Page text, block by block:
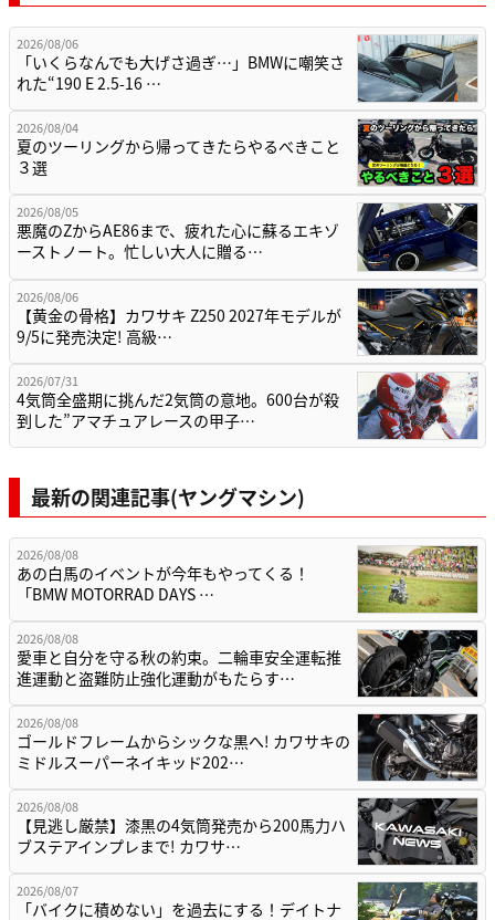
2026/08/06
「いくらなんでも大げさ過ぎ…」BMWに嘲笑さ
れた“190 E 2.5-16 …
2026/08/04
夏のツーリングから帰ってきたらやるべきこと
３選
2026/08/05
悪魔のZからAE86まで、疲れた心に蘇るエキゾ
ーストノート。忙しい大人に贈る…
2026/08/06
【黄金の骨格】カワサキ Z250 2027年モデルが
9/5に発売決定! 高級…
2026/07/31
4気筒全盛期に挑んだ2気筒の意地。600台が殺
到した”アマチュアレースの甲子…
最新の関連記事(ヤングマシン)
2026/08/08
あの白馬のイベントが今年もやってくる！
「BMW MOTORRAD DAYS …
2026/08/08
愛車と自分を守る秋の約束。二輪車安全運転推
進運動と盗難防止強化運動がもたらす…
2026/08/08
ゴールドフレームからシックな黒へ! カワサキの
ミドルスーパーネイキッド202…
2026/08/08
【見逃し厳禁】漆黒の4気筒発売から200馬力ハ
ブステアインプレまで! カワサ…
2026/08/07
「バイクに積めない」を過去にする！デイトナ